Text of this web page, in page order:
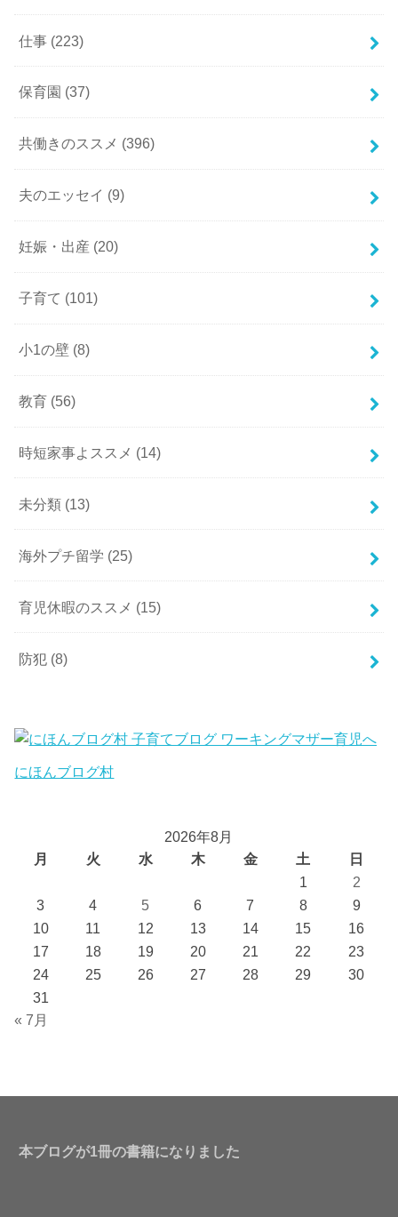
仕事 (223)
保育園 (37)
共働きのススメ (396)
夫のエッセイ (9)
妊娠・出産 (20)
子育て (101)
小1の壁 (8)
教育 (56)
時短家事よススメ (14)
未分類 (13)
海外プチ留学 (25)
育児休暇のススメ (15)
防犯 (8)
にほんブログ村
2026年8月
月
火 水 木 金 土
日
1
2
3
4 5 6 7 8
9
10
11 12 13 14 15
16
17
18 19 20 21 22
23
24
25 26 27 28 29
30
31
« 7月
本ブログが1冊の書籍になりました